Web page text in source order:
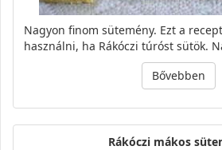
Nagyon finom sütemény. Ezt a
használni, ha Rákóczi túróst sütök.
Bővebben
Rákóczi mákos